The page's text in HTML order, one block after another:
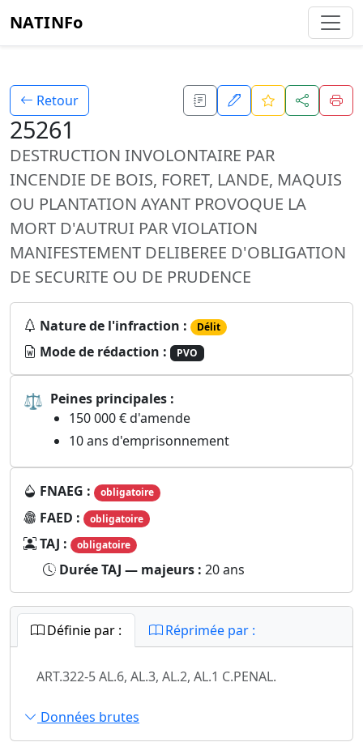
NATINFo
Retour
25261
DESTRUCTION INVOLONTAIRE PAR
INCENDIE DE BOIS, FORET, LANDE, MAQUIS
OU PLANTATION AYANT PROVOQUE LA
MORT D'AUTRUI PAR VIOLATION
MANIFESTEMENT DELIBEREE D'OBLIGATION
DE SECURITE OU DE PRUDENCE
Nature de l'infraction : Délit
Mode de rédaction : PVO
⚖ Peines principales :
150 000 € d'amende
10 ans d'emprisonnement
FNAEG : obligatoire
FAED : obligatoire
TAJ : obligatoire
Durée TAJ — majeurs : 20 ans
Définie par : Réprimée par :
ART.322-5 AL.6, AL.3, AL.2, AL.1 C.PENAL.
Données brutes